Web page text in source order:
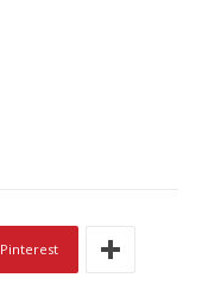
Pinterest